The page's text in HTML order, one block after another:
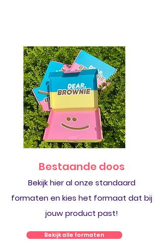
Bestaande doos
Bekijk hier al onze standaard
formaten en kies het formaat dat bij
jouw product past!
Bekijk alle formaten